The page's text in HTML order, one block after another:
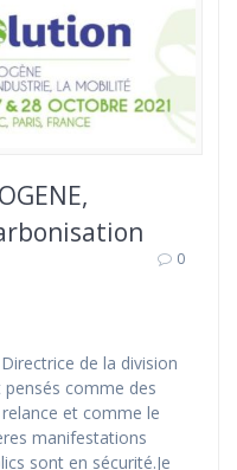
0
de la division
comme des
et comme le
manifestations
sont en sécurité.Je